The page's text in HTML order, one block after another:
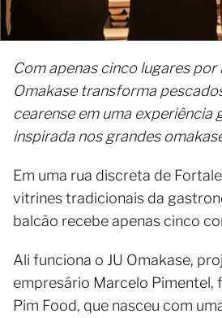
Com apenas cinco lugares por
Omakase transforma
cearense em uma experiência
inspirada nos grandes
Em uma rua discreta de
vitrines tradicionais da
balcão recebe apenas cinco
Ali funciona o JU Omakase,
empresário Marcelo Pimentel,
Pim Food, que nasceu com